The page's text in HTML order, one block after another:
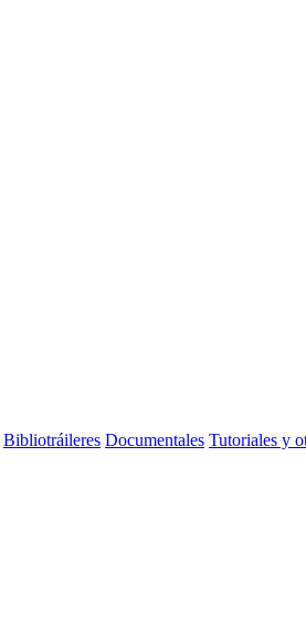
Bibliotráileres Documentales Tutoriales y